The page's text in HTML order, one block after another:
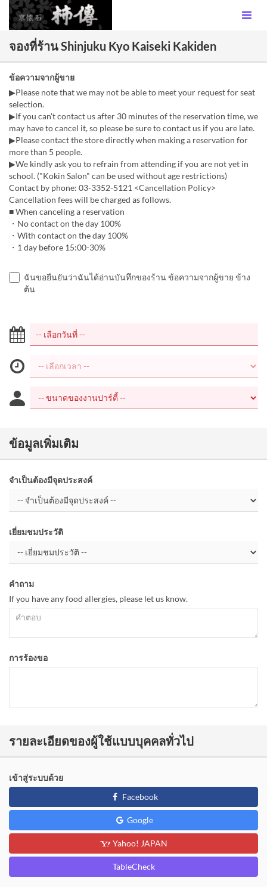
จองที่ร้าน Shinjuku Kyo Kaiseki Kakiden
ข้อความจากผู้ขาย
▶Please note that we may not be able to meet your request for seat
selection.
▶If you can't contact us after 30 minutes of the reservation time, we
may have to cancel it, so please be sure to contact us if you are late.
▶Please contact the store directly when making a reservation for
more than 5 people.
▶We kindly ask you to refrain from attending if you are not yet in
school. ("Kokin Salon" can be used without age restrictions)
Contact by phone: 03-3352-5121 <Cancellation Policy>
Cancellation fees will be charged as follows.
■ When canceling a reservation
・No contact on the day 100%
・With contact on the day 100%
・1 day before 15:00-30%
ฉันขอยืนยันว่าฉันได้อ่านบันทึกของร้าน ข้อความจากผู้ขาย ข้าง
ต้น
ข้อมูลเพิ่มเติม
จำเป็นต้องมีจุดประสงค์
เยี่ยมชมประวัติ
คำถาม
If you have any food allergies, please let us know.
การร้องขอ
รายละเอียดของผู้ใช้แบบบุคคลทั่วไป
เข้าสู่ระบบด้วย
Facebook
Google
Yahoo! JAPAN
TableCheck